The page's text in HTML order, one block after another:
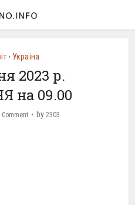
• Україна
2023 р.
на 09.00
by 2303